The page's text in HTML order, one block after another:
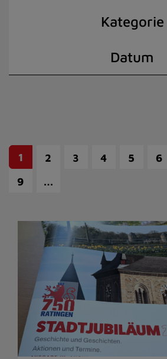
Kategorie
Datum
1 2 3 4 5 6
9
…